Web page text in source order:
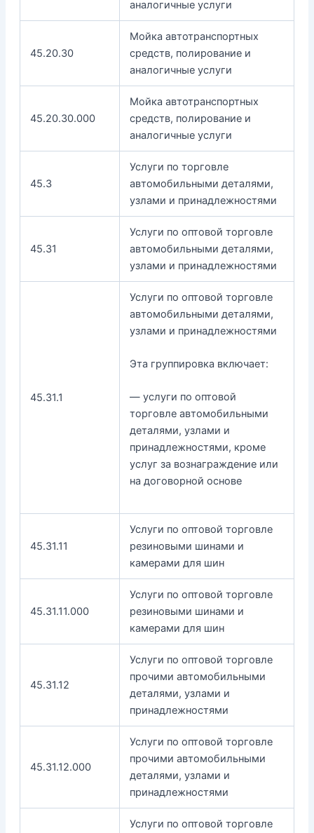
аналогичные услуги
45.20.30
Мойка автотранспортных
средств, полирование и
аналогичные услуги
45.20.30.000
Мойка автотранспортных
средств, полирование и
аналогичные услуги
45.3
Услуги по торговле
автомобильными деталями,
узлами и принадлежностями
45.31
Услуги по оптовой торговле
автомобильными деталями,
узлами и принадлежностями
45.31.1
Услуги по оптовой торговле
автомобильными деталями,
узлами и принадлежностями
Эта группировка включает:
— услуги по оптовой
торговле автомобильными
деталями, узлами и
принадлежностями, кроме
услуг за вознаграждение или
на договорной основе
45.31.11
Услуги по оптовой торговле
резиновыми шинами и
камерами для шин
45.31.11.000
Услуги по оптовой торговле
резиновыми шинами и
камерами для шин
45.31.12
Услуги по оптовой торговле
прочими автомобильными
деталями, узлами и
принадлежностями
45.31.12.000
Услуги по оптовой торговле
прочими автомобильными
деталями, узлами и
принадлежностями
Услуги по оптовой торговле